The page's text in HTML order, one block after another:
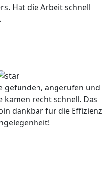
Hat die Arbeit schnell
gefunden, angerufen und
kamen recht schnell. Das
dankbar fur die Effizienz